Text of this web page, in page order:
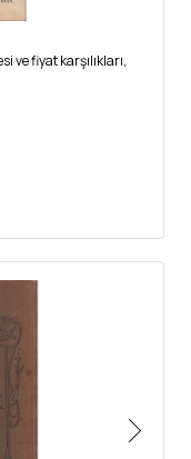
ve fiyat karşılıkları,